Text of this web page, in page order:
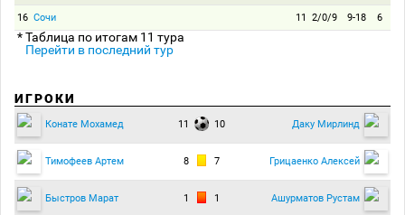
16 Сочи 11 2/0/9 9-18 6
* Таблица по итогам 11 тура
Перейти в последний тур
ИГРОКИ
Конате Мохамед 11 10 Даку Мирлинд
Тимофеев Артем 8 7 Грицаенко Алексей
Быстров Марат 1 1 Ашурматов Рустам